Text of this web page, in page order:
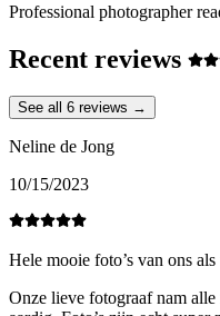
Professional photographer
Recent reviews
See all 6 reviews →
Neline de Jong
10/15/2023
Hele mooie foto’s van ons
Onze lieve fotograaf nam